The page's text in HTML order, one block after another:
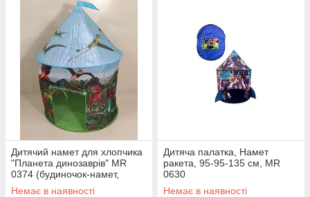
Дитячий намет для хлопчика
"Планета динозаврів" MR
0374 (будиночок-намет,
ігровий будиночок)
Немає в наявності
Дитяча палатка, Намет
ракета, 95-95-135 см, MR
0630
Немає в наявності